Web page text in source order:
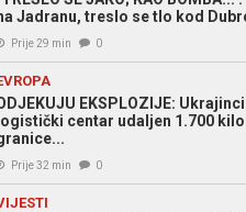
Jadranu, treslo se tlo kod
Prije 29 min 0
EKSPLOZIJE:
centar udaljen 1.700
Prije 32 min 0